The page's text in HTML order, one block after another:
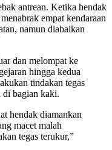
antrean. Ketika hendak
empat kendaraan
namun diabaikan
dan melompat ke
hingga kedua
tindakan tegas
di bagian kaki.
hendak diamankan
macet malah
tegas terukur,”